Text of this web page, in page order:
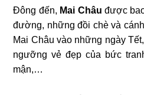
Đông đến, Mai Châu được
đường, những đồi chè và
Mai Châu vào những ngày
ngưỡng vẻ đẹp của bức
mận,…